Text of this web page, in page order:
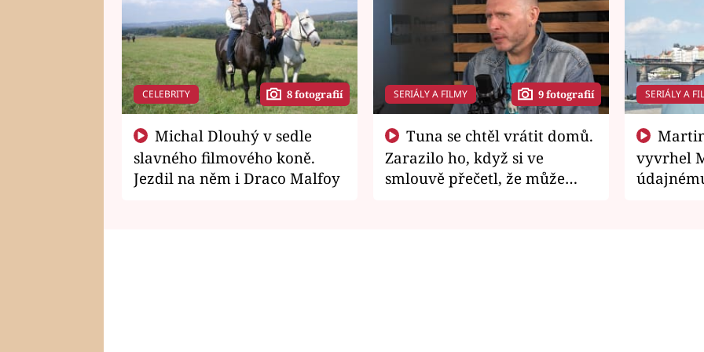
CELEBRITY 8 fotografií
slavného filmového koně.
Jezdil na něm i Draco Malfoy
SERIÁLY A FILMY 9 fotografií
Zarazilo ho, když si ve
smlouvě přečetl, že může
SERIÁLY A
vyvrhel